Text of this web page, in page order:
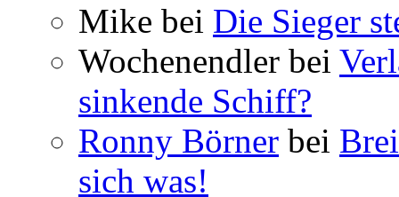
Mike bei Die Sieger
Wochenendler bei
sinkende Schiff?
Ronny Börner bei
sich was!